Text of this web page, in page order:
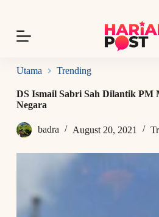
p
o
o
n
n
Utama Trending
DS Ismail Sabri Sah Dilantik PM
Negara
badra August 20, 2021